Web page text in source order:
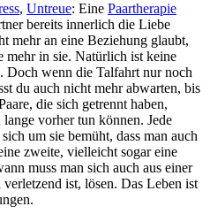
, Untreue: Eine Paartherapie
bereits innerlich die Liebe
mehr an eine Beziehung glaubt,
mehr in sie. Natürlich ist keine
Doch wenn die Talfahrt nur noch
du auch nicht mehr abwarten, bis
die sich getrennt haben,
lange vorher tun können. Jede
um sie bemüht, dass man auch
zweite, vielleicht sogar eine
muss man sich auch aus einer
ist, lösen. Das Leben ist